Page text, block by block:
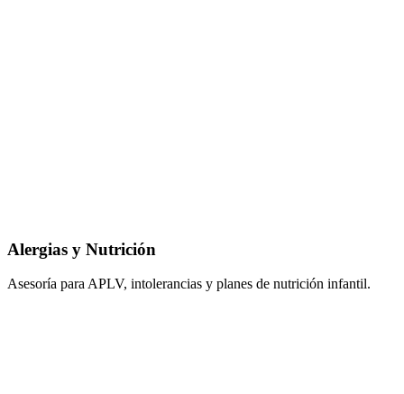
Alergias y Nutrición
Asesoría para APLV, intolerancias y planes de nutrición infantil.